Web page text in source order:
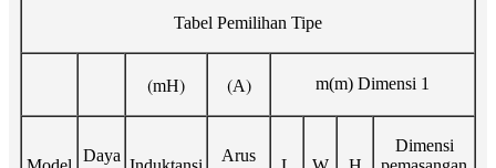
Tabel Pemilihan Tipe
(mH) (A) m(m) Dimensi 1
Daya
Arus
Dimensi